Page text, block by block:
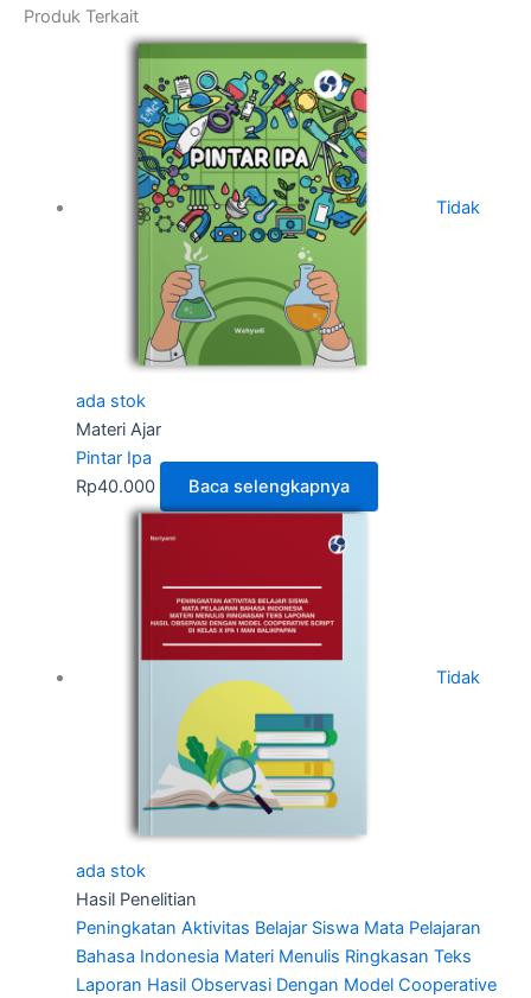
Produk Terkait
Tidak
ada stok
Materi Ajar
Pintar Ipa
Rp40.000 Baca selengkapnya
Tidak
ada stok
Hasil Penelitian
Peningkatan Aktivitas Belajar Siswa Mata Pelajaran
Bahasa Indonesia Materi Menulis Ringkasan Teks
Laporan Hasil Observasi Dengan Model Cooperative